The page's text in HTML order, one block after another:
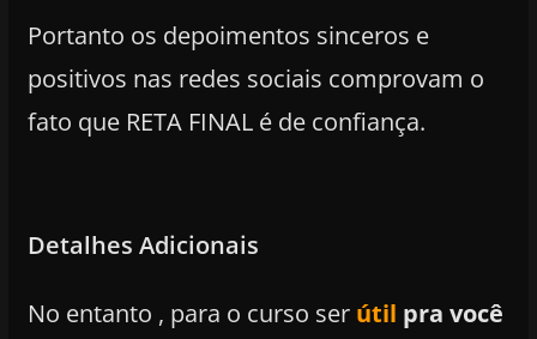
Portanto os depoimentos sinceros e
positivos nas redes sociais comprovam o
fato que RETA FINAL é de confiança.
Detalhes Adicionais
No entanto , para o curso ser útil pra você